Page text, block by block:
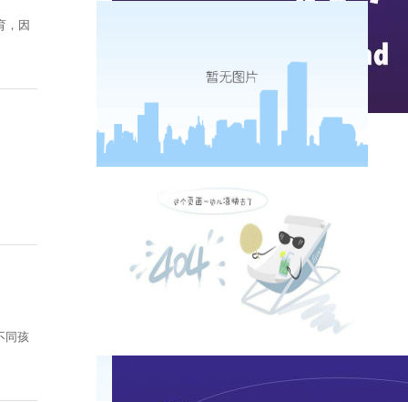
，因
同孩
实时热点